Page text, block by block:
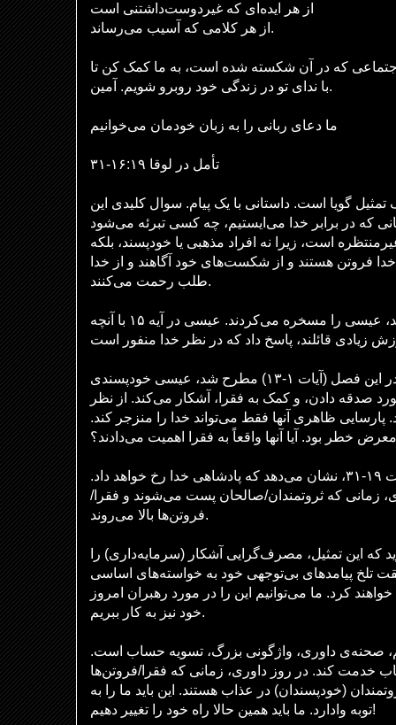
از هر ایده‌ای که غیردوست‌داشتنی است
از هر کلامی که آسیب می‌رساند.
که در آن شکسته شده است، به ما کمک کن تا
با ندای تو در زندگی خود روبرو شویم. آمین.
ما دعای ربانی را به زبان خودمان می‌خوانیم
تأمل در لوقا ۱۶:۱۹-۳۱
تمثیل گویا است. داستانی با یک پیام. سوال کلیدی این
که در برابر خدا می‌ایستیم، چه کسی تبرئه می‌شود
است، زیرا نه افراد مذهبی یا خودپسند، بلکه
فروتن هستند و از شکست‌های خود آگاهند و از خدا
طلب رحمت می‌کنند.
فریسیان که عاشق پول بودند، عیسی را مسخره می‌کردند. عیسی در آیه ۱۵ با آنچه
در ادامه موضوع پول که قبلاً در این فصل (آیات ۱-۱۳) مطرح شد، عیسی خودپسندی
صدقه دادن، و کمک به فقرا، آشکار می‌کند. از نظر
پارسایی ظاهری آنها فقط می‌تواند خدا را منزجر کند.
خطر بود. آیا آنها واقعاً به فقرا اهمیت می‌دادند؟
مَثَل مرد ثروتمند و ایلعازر، آیات ۱۹-۳۱، نشان می‌دهد که پادشاهی خدا رخ خواهد داد.
زمانی که ثروتمندان/صالحان پست می‌شوند و فقرا/
فروتن‌ها بالا می‌روند.
که این تمثیل، مصرف‌گرایی آشکار (سرمایه‌داری) را
تلخ پیامدهای بی‌توجهی خود به خواسته‌های اساسی
کرد. ما می‌توانیم این را در مورد رهبران امروز
خود نیز به کار ببریم.
صحنه‌ی داوری، واژگونی بزرگ، تسویه حساب است.
خدمت کند. در روز داوری، زمانی که فقرا/فروتن‌ها
(خودپسندان) در عذاب هستند. این باید ما را به
توبه وادارد. ما باید همین حالا راه خود را تغییر دهیم!